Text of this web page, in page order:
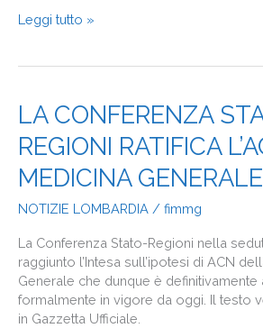
Leggi tutto »
LA CONFERENZA
REGIONI RATIFICA
MEDICINA GENERALE
NOTIZIE LOMBARDIA / fimmg
La Conferenza Stato-Regioni nella
raggiunto l’Intesa sull’ipotesi di ACN
Generale che dunque è
formalmente in vigore da oggi. Il testo
in Gazzetta Ufficiale.
LA
CONFERENZA
STATO-
REGIONI
RATIFICA
L’ACN
LA
MEDICINA
GENERALE